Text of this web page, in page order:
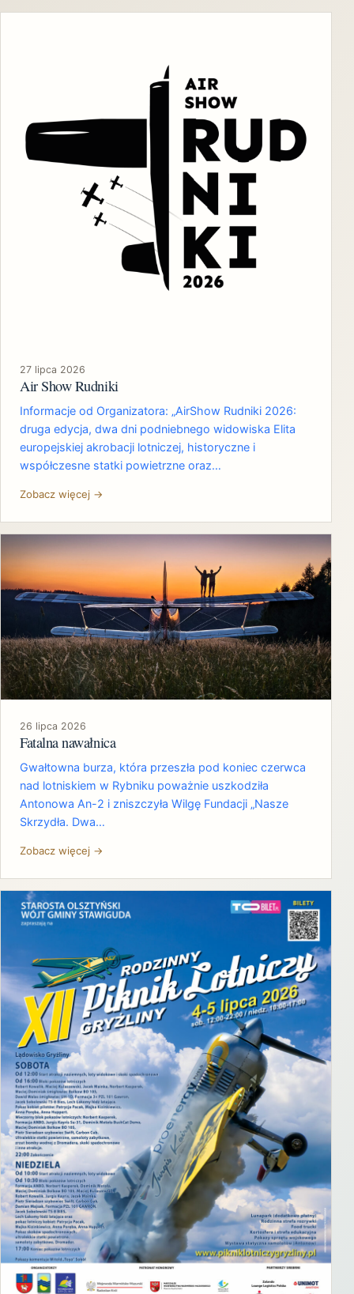
27 lipca 2026
Air Show Rudniki
Informacje od Organizatora: „AirShow Rudniki 2026:
druga edycja, dwa dni podniebnego widowiska Elita
europejskiej akrobacji lotniczej, historyczne i
współczesne statki powietrzne oraz…
Zobacz więcej →
26 lipca 2026
Fatalna nawałnica
Gwałtowna burza, która przeszła pod koniec czerwca
nad lotniskiem w Rybniku poważnie uszkodziła
Antonowa An-2 i zniszczyła Wilgę Fundacji „Nasze
Skrzydła. Dwa…
Zobacz więcej →